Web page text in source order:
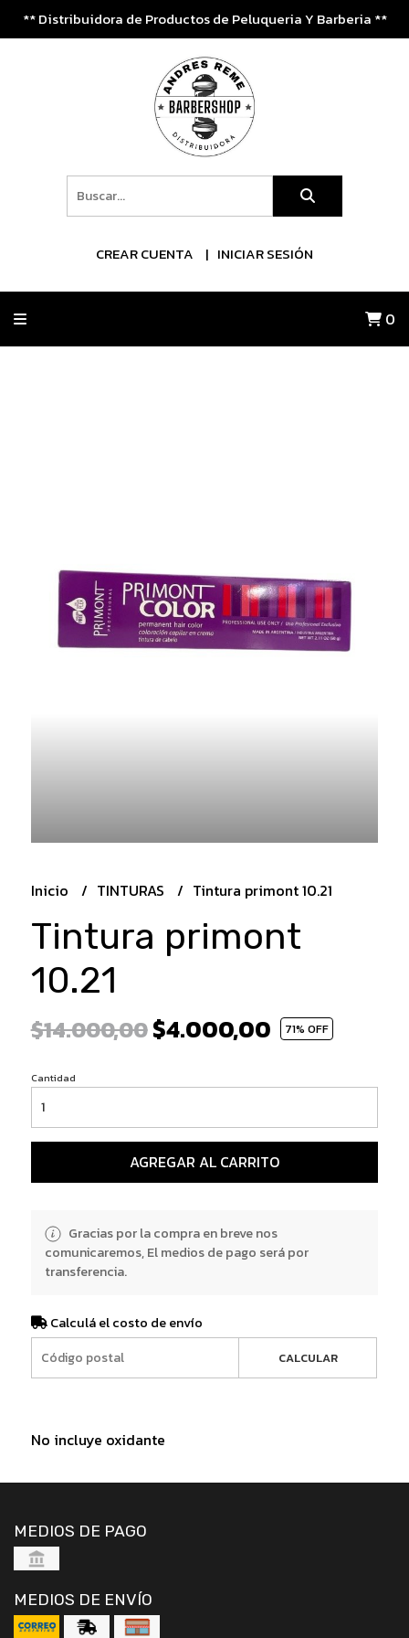
** Distribuidora de Productos de Peluqueria Y Barberia **
CREAR CUENTA INICIAR SESIÓN
0
Inicio TINTURAS Tintura primont 10.21
Tintura primont
10.21
$14.000,00$4.000,00 71% OFF
Cantidad
AGREGAR AL CARRITO
Gracias por la compra en breve nos
comunicaremos, El medios de pago será por
transferencia.
Calculá el costo de envío
CALCULAR
No incluye oxidante
MEDIOS DE PAGO
MEDIOS DE ENVÍO